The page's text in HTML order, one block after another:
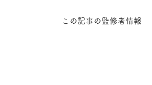
この記事の監修者情報